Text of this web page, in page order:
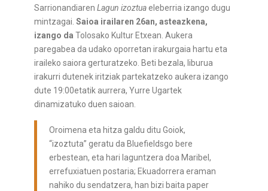
SarrionandiarenLagun izoztuaeleberria izango dugu
mintzagai.Saioa irailaren 26an, asteazkena,
izango daTolosako Kultur Etxean. Aukera
paregabea da udako oporretan irakurgaia hartu eta
iraileko saiora gerturatzeko. Beti bezala, liburua
irakurri dutenek iritziak partekatzeko aukera izango
dute 19:00etatik aurrera, Yurre Ugartek
dinamizatuko duen saioan.
Oroimena eta hitza galdu ditu Goiok,
“izoztuta” geratu da Bluefieldsgo bere
erbestean, eta hari laguntzera doa Maribel,
errefuxiatuen postaria; Ekuadorrera eraman
nahiko du sendatzera, han bizi baita paper